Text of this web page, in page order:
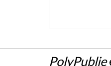
PolyPublie